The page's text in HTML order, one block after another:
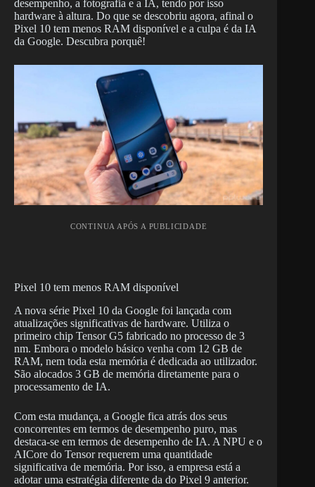
desempenho, a fotografia e a IA, tendo por isso
hardware à altura. Do que se descobriu agora, afinal o
Pixel 10 tem menos RAM disponível e a culpa é da IA
da Google. Descubra porquê!
CONTINUA APÓS A PUBLICIDADE
Pixel 10 tem menos RAM disponível
A nova série Pixel 10 da Google foi lançada com
atualizações significativas de hardware. Utiliza o
primeiro chip Tensor G5 fabricado no processo de 3
nm. Embora o modelo básico venha com 12 GB de
RAM, nem toda esta memória é dedicada ao utilizador.
São alocados 3 GB de memória diretamente para o
processamento de IA.
Com esta mudança, a Google fica atrás dos seus
concorrentes em termos de desempenho puro, mas
destaca-se em termos de desempenho de IA. A NPU e o
AICore do Tensor requerem uma quantidade
significativa de memória. Por isso, a empresa está a
adotar uma estratégia diferente da do Pixel 9 anterior.